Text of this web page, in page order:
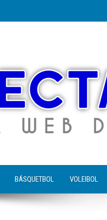
BÁSQUETBOL VOLEIBOL